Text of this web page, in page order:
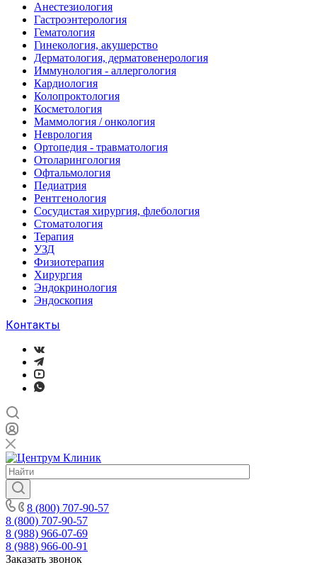
Анестезиология
Гастроэнтерология
Гематология
Гинекология, акушерство
Дерматология, дерматовенерология
Иммунология - аллергология
Кардиология
Колопроктология
Косметология
Маммология / онкология
Неврология
Ортопедия - травматология
Отоларингология
Офтальмология
Педиатрия
Рентгенология
Сосудистая хирургия, флебология
Стоматология
Терапия
УЗД
Физиотерапия
Хирургия
Эндокринология
Эндоскопия
Контакты
8 (800) 707-90-57
8 (800) 707-90-57
8 (988) 966-07-69
8 (988) 966-00-91
Заказать звонок